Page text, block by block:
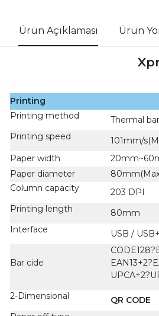
Ürün Açıklaması Ürün
Printing
Printing method
Thermal
Printing speed
101mm/
Paper width
Paper diameter
Column capacity
203 DPI
Printing length
80mm
Interface
USB /
Bar cide
2-Dimensional
QR CODE